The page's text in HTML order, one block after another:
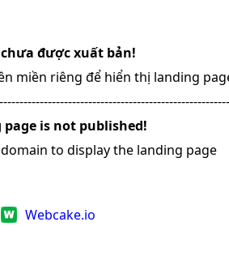
được xuất bản!
miền riêng để hiển thị landing
page is not published!
to display the landing page
Webcake.io